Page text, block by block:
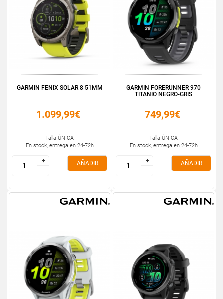
GARMIN FENIX SOLAR 8 51MM
1.099,99€
Talla ÚNICA
En stock, entrega en 24-72h
+
-
+
-
AÑADIR
GARMIN FORERUNNER 970
TITANIO NEGRO-GRIS
749,99€
Talla ÚNICA
En stock, entrega en 24-72h
+
-
+
-
AÑADIR